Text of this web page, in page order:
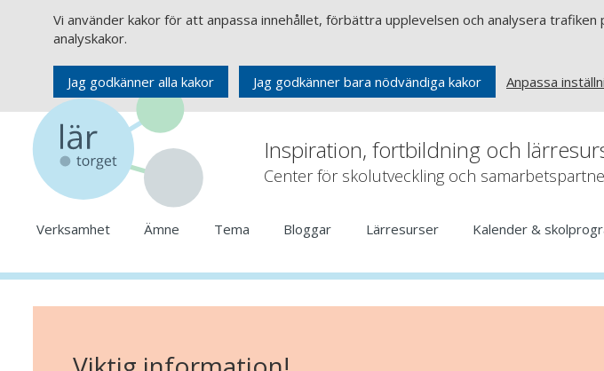
Vi använder kakor för att anpassa innehållet, förbättra upplevelsen och analysera
analyskakor.
Jag godkänner alla kakor Jag godkänner bara nödvändiga kakor Anpassa
Inspiration, fortbildning och
Center för skolutveckling och
Verksamhet Ämne Tema Bloggar Lärresurser Kalender &